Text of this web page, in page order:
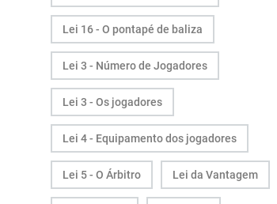
Lei 16 - O pontapé de baliza
Lei 3 - Número de Jogadores
Lei 3 - Os jogadores
Lei 4 - Equipamento dos jogadores
Lei 5 - O Árbitro Lei da Vantagem